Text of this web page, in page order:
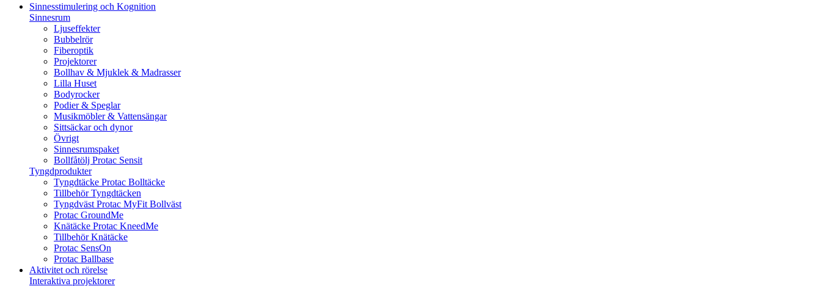
Sinnesstimulering och Kognition
Sinnesrum
Ljuseffekter
Bubbelrör
Fiberoptik
Projektorer
Bollhav & Mjuklek & Madrasser
Lilla Huset
Bodyrocker
Podier & Speglar
Musikmöbler & Vattensängar
Sittsäckar och dynor
Övrigt
Sinnesrumspaket
Bollfåtölj Protac Sensit
Tyngdprodukter
Tyngdtäcke Protac Bolltäcke
Tillbehör Tyngdtäcken
Tyngdväst Protac MyFit Bollväst
Protac GroundMe
Knätäcke Protac KneedMe
Tillbehör Knätäcke
Protac SensOn
Protac Ballbase
Aktivitet och rörelse
Interaktiva projektorer